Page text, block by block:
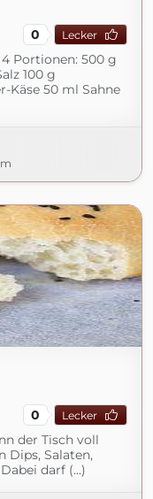
0 Lecker
Portionen: 500 g
100 g
Käse 50 ml Sahne
0 Lecker
der Tisch voll
Dips, Salaten,
darf (...)